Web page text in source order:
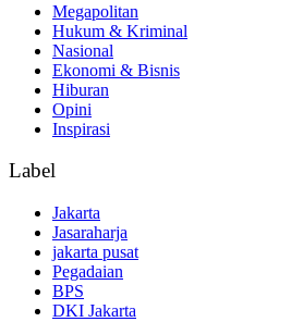
Megapolitan
Hukum & Kriminal
Nasional
Ekonomi & Bisnis
Hiburan
Opini
Inspirasi
Label
Jakarta
Jasaraharja
jakarta pusat
Pegadaian
BPS
DKI Jakarta